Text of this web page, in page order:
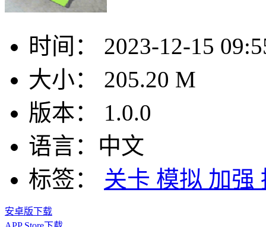
时间：
2023-12-15
大小：
205.20 M
版本：
1.0.0
语言： 中文
标签：
关卡 模拟 加强
安卓版下载